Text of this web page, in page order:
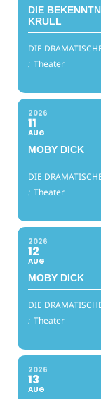
DIE
KRULL
DIE
: Theater
2026
11
AUG
MOBY DICK
DIE
: Theater
2026
12
AUG
MOBY DICK
DIE
: Theater
2026
13
AUG